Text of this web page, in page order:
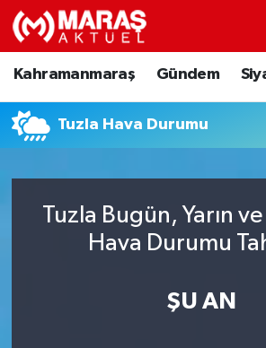
Kahramanmaraş Gündem
Tuzla Hava Durumu
Tuzla Bugün, Yarın ve
Hava Durumu
ŞU AN
Kahramanmaraş
Ekonomi
Nöbetçi Eczaneler
Trafik Durumu
TFF 3.Lig 4.Grup Puan Durumu